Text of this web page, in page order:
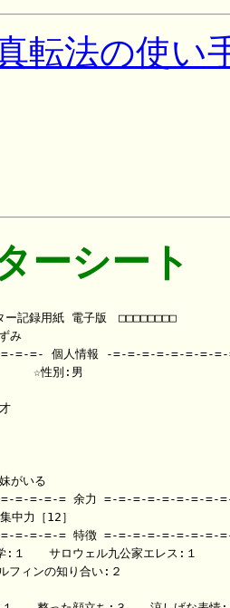
転法の使
ーシート
記録用紙 電子版　□□□□□□□□
み
=-=- 個人情報 -=-=-=-=-=-=-=-
　 ☆性別:男
がいる
=-=-=-= 余力 =-=-=-=-=-=-=-=-
中力［12］
=-=-=-= 特徴 =-=-=-=-=-=-=-=-
:１　　サロウェル九公家エレス:１
ィンの知り合い:２